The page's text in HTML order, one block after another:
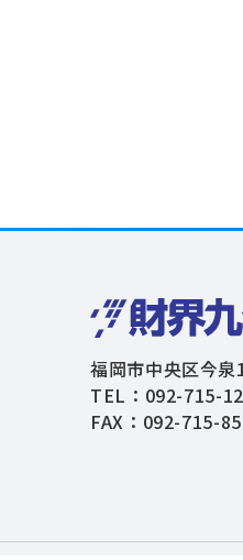
福岡市中央区今
TEL：092-715-
FAX：092-715-